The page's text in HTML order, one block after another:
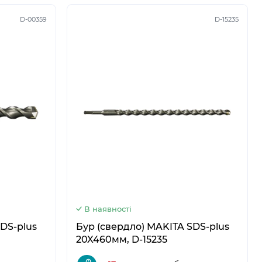
D-00359
plus
D-15235
В наявності
Бур (свердло) MAKITA SDS-plus
20X460мм, D-15235